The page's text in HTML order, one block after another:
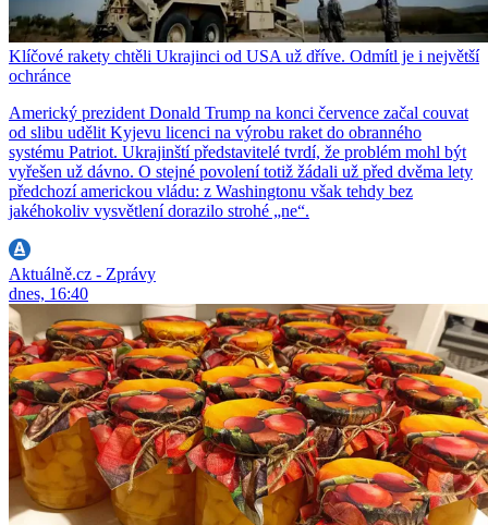
Klíčové rakety chtěli Ukrajinci od USA už dříve. Odmítl je i největší
ochránce
Americký prezident Donald Trump na konci července začal couvat
od slibu udělit Kyjevu licenci na výrobu raket do obranného
systému Patriot. Ukrajinští představitelé tvrdí, že problém mohl být
vyřešen už dávno. O stejné povolení totiž žádali už před dvěma lety
předchozí americkou vládu: z Washingtonu však tehdy bez
jakéhokoliv vysvětlení dorazilo strohé „ne“.
Aktuálně.cz - Zprávy
dnes, 16:40